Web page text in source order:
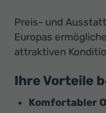
Preis- und
Europas
attraktiven
Ihre Vorteile
Komfortabler